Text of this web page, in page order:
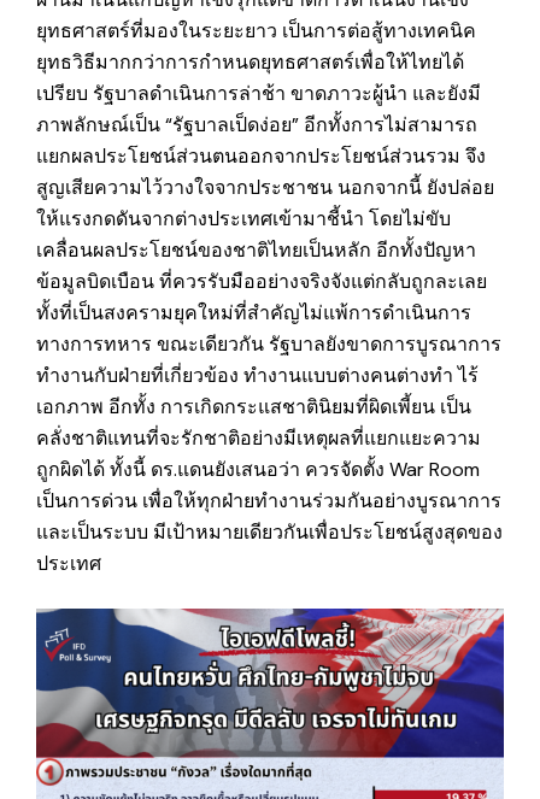
ยุทธศาสตร์ที่มองในระยะยาว เป็นการต่อสู้ทางเทคนิค
ยุทธวิธีมากกว่าการกำหนดยุทธศาสตร์เพื่อให้ไทยได้
เปรียบ รัฐบาลดำเนินการล่าช้า ขาดภาวะผู้นำ และยังมี
ภาพลักษณ์เป็น “รัฐบาลเป็ดง่อย” อีกทั้งการไม่สามารถ
แยกผลประโยชน์ส่วนตนออกจากประโยชน์ส่วนรวม จึง
สูญเสียความไว้วางใจจากประชาชน นอกจากนี้ ยังปล่อย
ให้แรงกดดันจากต่างประเทศเข้ามาชี้นำ โดยไม่ขับ
เคลื่อนผลประโยชน์ของชาติไทยเป็นหลัก อีกทั้งปัญหา
ข้อมูลบิดเบือน ที่ควรรับมืออย่างจริงจังแต่กลับถูกละเลย
ทั้งที่เป็นสงครามยุคใหม่ที่สำคัญไม่แพ้การดำเนินการ
ทางการทหาร ขณะเดียวกัน รัฐบาลยังขาดการบูรณาการ
ทำงานกับฝ่ายที่เกี่ยวข้อง ทำงานแบบต่างคนต่างทำ ไร้
เอกภาพ อีกทั้ง การเกิดกระแสชาตินิยมที่ผิดเพี้ยน เป็น
คลั่งชาติแทนที่จะรักชาติอย่างมีเหตุผลที่แยกแยะความ
ถูกผิดได้ ทั้งนี้ ดร.แดนยังเสนอว่า ควรจัดตั้ง War Room
เป็นการด่วน เพื่อให้ทุกฝ่ายทำงานร่วมกันอย่างบูรณาการ
และเป็นระบบ มีเป้าหมายเดียวกันเพื่อประโยชน์สูงสุดของ
ประเทศ